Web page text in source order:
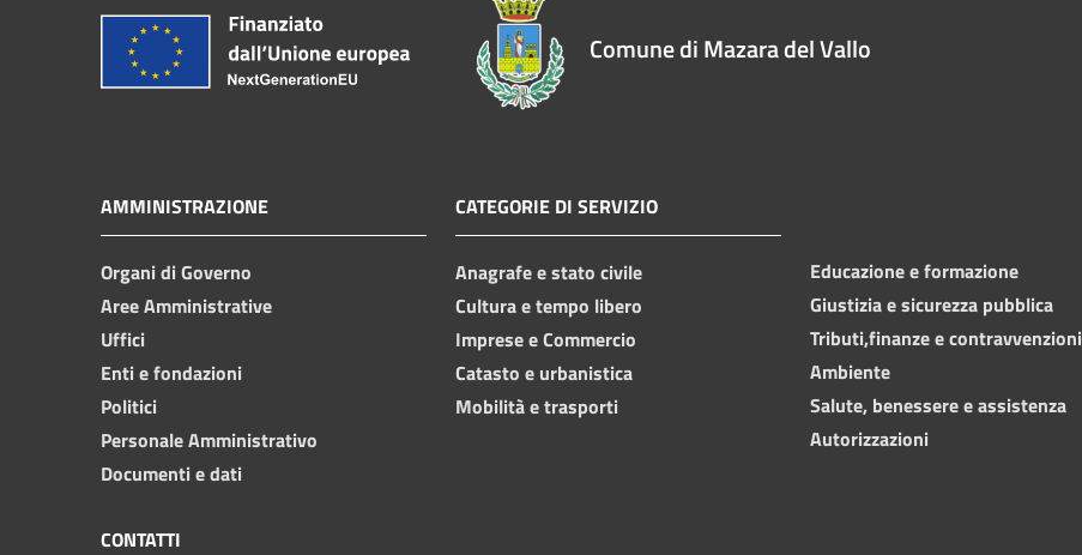
Comune di Mazara del Vallo
AMMINISTRAZIONE
Organi di Governo
Aree Amministrative
Uffici
Enti e fondazioni
Politici
Personale Amministrativo
Documenti e dati
CATEGORIE DI SERVIZIO
Anagrafe e stato civile
Cultura e tempo libero
Imprese e Commercio
Catasto e urbanistica
Mobilità e trasporti
Educazione e formazione
Giustizia e sicurezza pubblica
Tributi,finanze e contravvenzioni
Ambiente
Salute, benessere e assistenza
Autorizzazioni
CONTATTI